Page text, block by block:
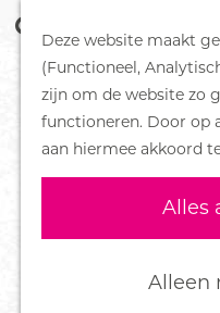
Deze website maakt
(Functioneel,
zijn om de website zo
functioneren. Door op
aan hiermee akkoord
Alles
Alleen
o
e
k
e
n
M
e
n
u
DORPEN
De
Deelen
Ederveen